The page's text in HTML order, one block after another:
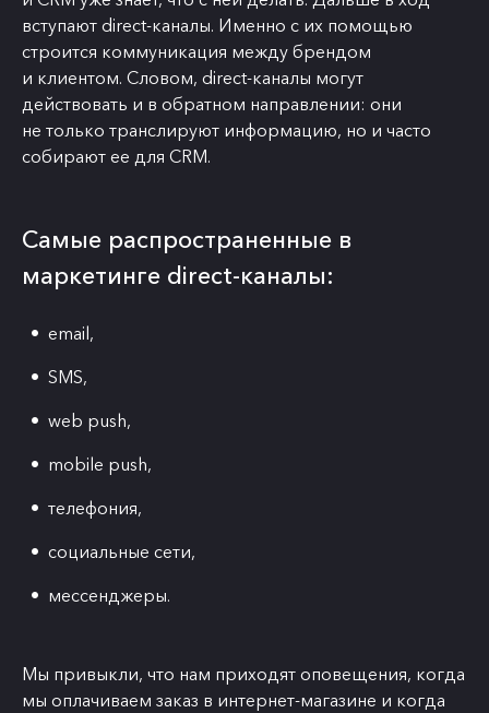
вступают direct-каналы. Именно с их помощью
строится коммуникация между брендом
и клиентом. Словом, direct-каналы могут
действовать и в обратном направлении: они
не только транслируют информацию, но и часто
собирают ее для CRM.
Самые распространенные в
маркетинге direct-каналы:
email,
SMS,
web push,
mobile push,
телефония,
cоциальные сети,
мессенджеры.
Мы привыкли, что нам приходят оповещения, когда
мы оплачиваем заказ в интернет-магазине и когда